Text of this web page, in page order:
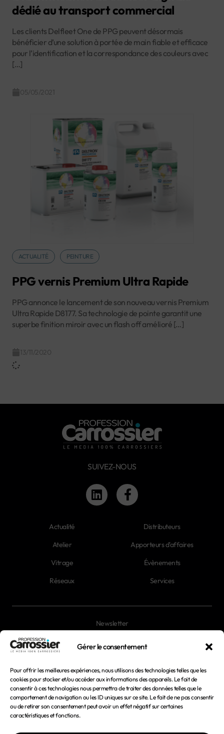
Gérer le consentement
Pour offrir les meilleures expériences, nous utilisons des technologies telles que les
cookies pour stocker et/ou accéder aux informations des appareils. Le fait de
consentir à ces technologies nous permettra de traiter des données telles que le
comportement de navigation ou les ID uniques sur ce site. Le fait de ne pas consentir
ou de retirer son consentement peut avoir un effet négatif sur certaines
caractéristiques et fonctions.
dédié au transport commercial
Les clients Delfleet One de PPG peuvent désormais
bénéficier d’une solution à portée de main fiable et efficace
pour l’identification et la correspondance des couleurs avec
[…]
ACTUALITÉ PEINTURE
PPG vernis Premium Ultra Rapide
PPG annonce le lancement de son nouveau vernis Premium
Ultra Rapide D8177. Sa technologie de pointe garantit une
superbe finition miroir avec un flash off amélioré […]
SUIVEZ-NOUS
Actualité
Atelier
Vitrage
Réseaux
Distributeurs
Apporteurs d'affaires
Évènements
Services
Newsletter
Mentions légales
Conditions générales d'utilisation
Conditions générales de vente